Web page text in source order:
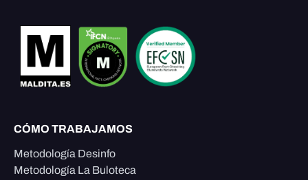
CÓMO TRABAJAMOS
Metodología Desinfo
Metodología La Buloteca